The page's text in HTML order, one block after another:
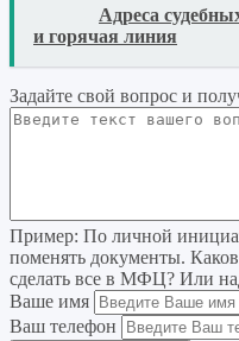
Адреса
и горячая линия
Задайте свой вопрос и
Пример: По личной
поменять документы.
сделать все в МФЦ? Или
Ваше имя
Ваш телефон